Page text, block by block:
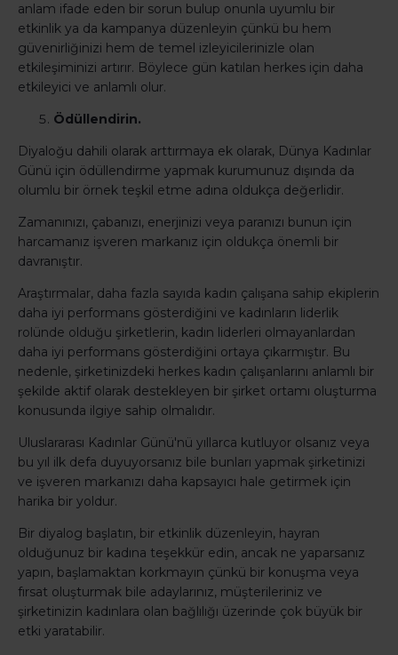
anlam ifade eden bir sorun bulup onunla uyumlu bir
etkinlik ya da kampanya düzenleyin çünkü bu hem
güvenirliğinizi hem de temel izleyicilerinizle olan
etkileşiminizi artırır. Böylece gün katılan herkes için daha
etkileyici ve anlamlı olur.
Ödüllendirin.
Diyaloğu dahili olarak arttırmaya ek olarak, Dünya Kadınlar
Günü için ödüllendirme yapmak kurumunuz dışında da
olumlu bir örnek teşkil etme adına oldukça değerlidir.
Zamanınızı, çabanızı, enerjinizi veya paranızı bunun için
harcamanız işveren markanız için oldukça önemli bir
davranıştır.
Araştırmalar, daha fazla sayıda kadın çalışana sahip ekiplerin
daha iyi performans gösterdiğini ve kadınların liderlik
rolünde olduğu şirketlerin, kadın liderleri olmayanlardan
daha iyi performans gösterdiğini ortaya çıkarmıştır. Bu
nedenle, şirketinizdeki herkes kadın çalışanlarını anlamlı bir
şekilde aktif olarak destekleyen bir şirket ortamı oluşturma
konusunda ilgiye sahip olmalıdır.
Uluslararası Kadınlar Günü'nü yıllarca kutluyor olsanız veya
bu yıl ilk defa duyuyorsanız bile bunları yapmak şirketinizi
ve işveren markanızı daha kapsayıcı hale getirmek için
harika bir yoldur.
Bir diyalog başlatın, bir etkinlik düzenleyin, hayran
olduğunuz bir kadına teşekkür edin, ancak ne yaparsanız
yapın, başlamaktan korkmayın çünkü bir konuşma veya
fırsat oluşturmak bile adaylarınız, müşterileriniz ve
şirketinizin kadınlara olan bağlılığı üzerinde çok büyük bir
etki yaratabilir.